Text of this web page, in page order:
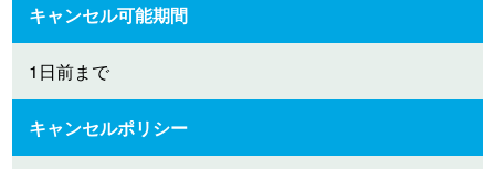
キャンセル可能期間
1日前まで
キャンセルポリシー